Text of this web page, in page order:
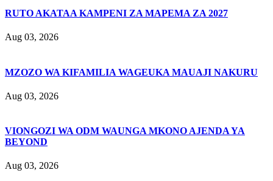
RUTO AKATAA KAMPENI ZA MAPEMA ZA 2027
Aug 03, 2026
MZOZO WA KIFAMILIA WAGEUKA MAUAJI NAKURU
Aug 03, 2026
VIONGOZI WA ODM WAUNGA MKONO AJENDA YA
BEYOND
Aug 03, 2026